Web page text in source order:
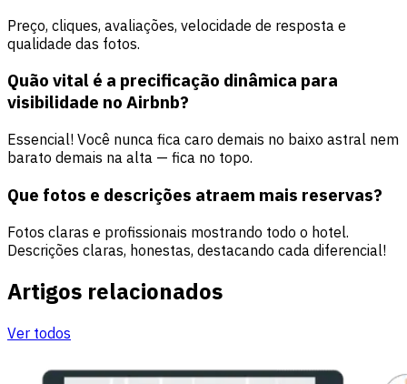
Preço, cliques, avaliações, velocidade de resposta e
qualidade das fotos.
Quão vital é a precificação dinâmica para
visibilidade no Airbnb?
Essencial! Você nunca fica caro demais no baixo astral nem
barato demais na alta — fica no topo.
Que fotos e descrições atraem mais reservas?
Fotos claras e profissionais mostrando todo o hotel.
Descrições claras, honestas, destacando cada diferencial!
Artigos relacionados
Ver todos